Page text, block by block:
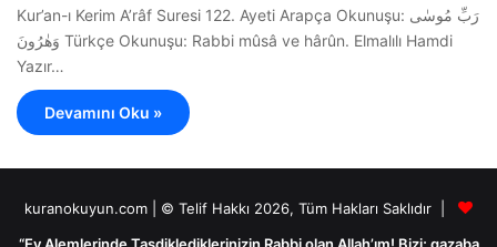
Kur’an-ı Kerim A’râf Suresi 122. Ayeti Arapça Okunuşu: رَبِّ مُوسٰى
وَهٰرُونَ Türkçe Okunuşu: Rabbi mûsâ ve hârûn. Elmalılı Hamdi
Yazır…
Devamını Oku »
kuranokuyun.com | © Telif Hakkı 2026, Tüm Hakları Saklıdır |